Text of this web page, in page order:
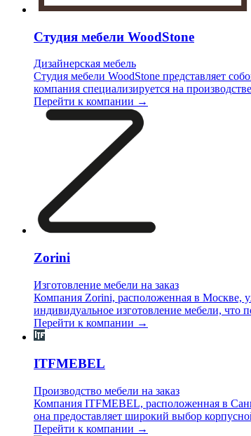
Студия мебели WoodStone
Дизайнерская мебель
Студия мебели WoodStone представляет
компания специализируется на
Перейти к компании →
Zorini
Изготовление мебели на заказ
Компания Zorini, расположенная в Москве,
индивидуальное изготовление мебели, что
Перейти к компании →
ITFMEBEL
Производство мебели на заказ
Компания ITFMEBEL, расположенная в
она предоставляет широкий выбор
Перейти к компании →